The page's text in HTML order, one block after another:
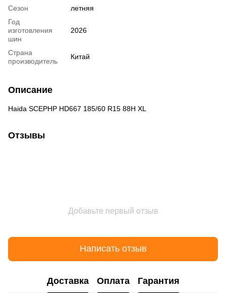
Сезон
летняя
Год
изготовления
шин
2026
Страна
производитель
Китай
Описание
Haida SCEPHP HD667 185/60 R15 88H XL
Отзывы
Добавьте первый отзыв
Написать отзыв
Доставка Оплата Гарантия